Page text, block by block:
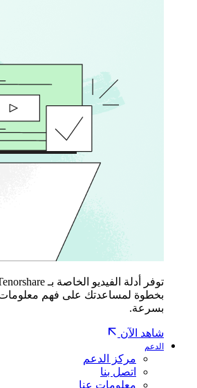
بخطوة لمساعدتك على فهم معلومات
بسرعة.
شاهد الآن
الدعم
مركز الدعم
اتصل بنا
معلومات عنا